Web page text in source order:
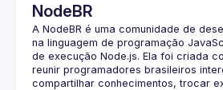
NodeBR
A NodeBR é uma comunidade de
na linguagem de programação
de execução Node.js. Ela foi criada
reunir programadores brasileiros
compartilhar conhecimentos, trocar